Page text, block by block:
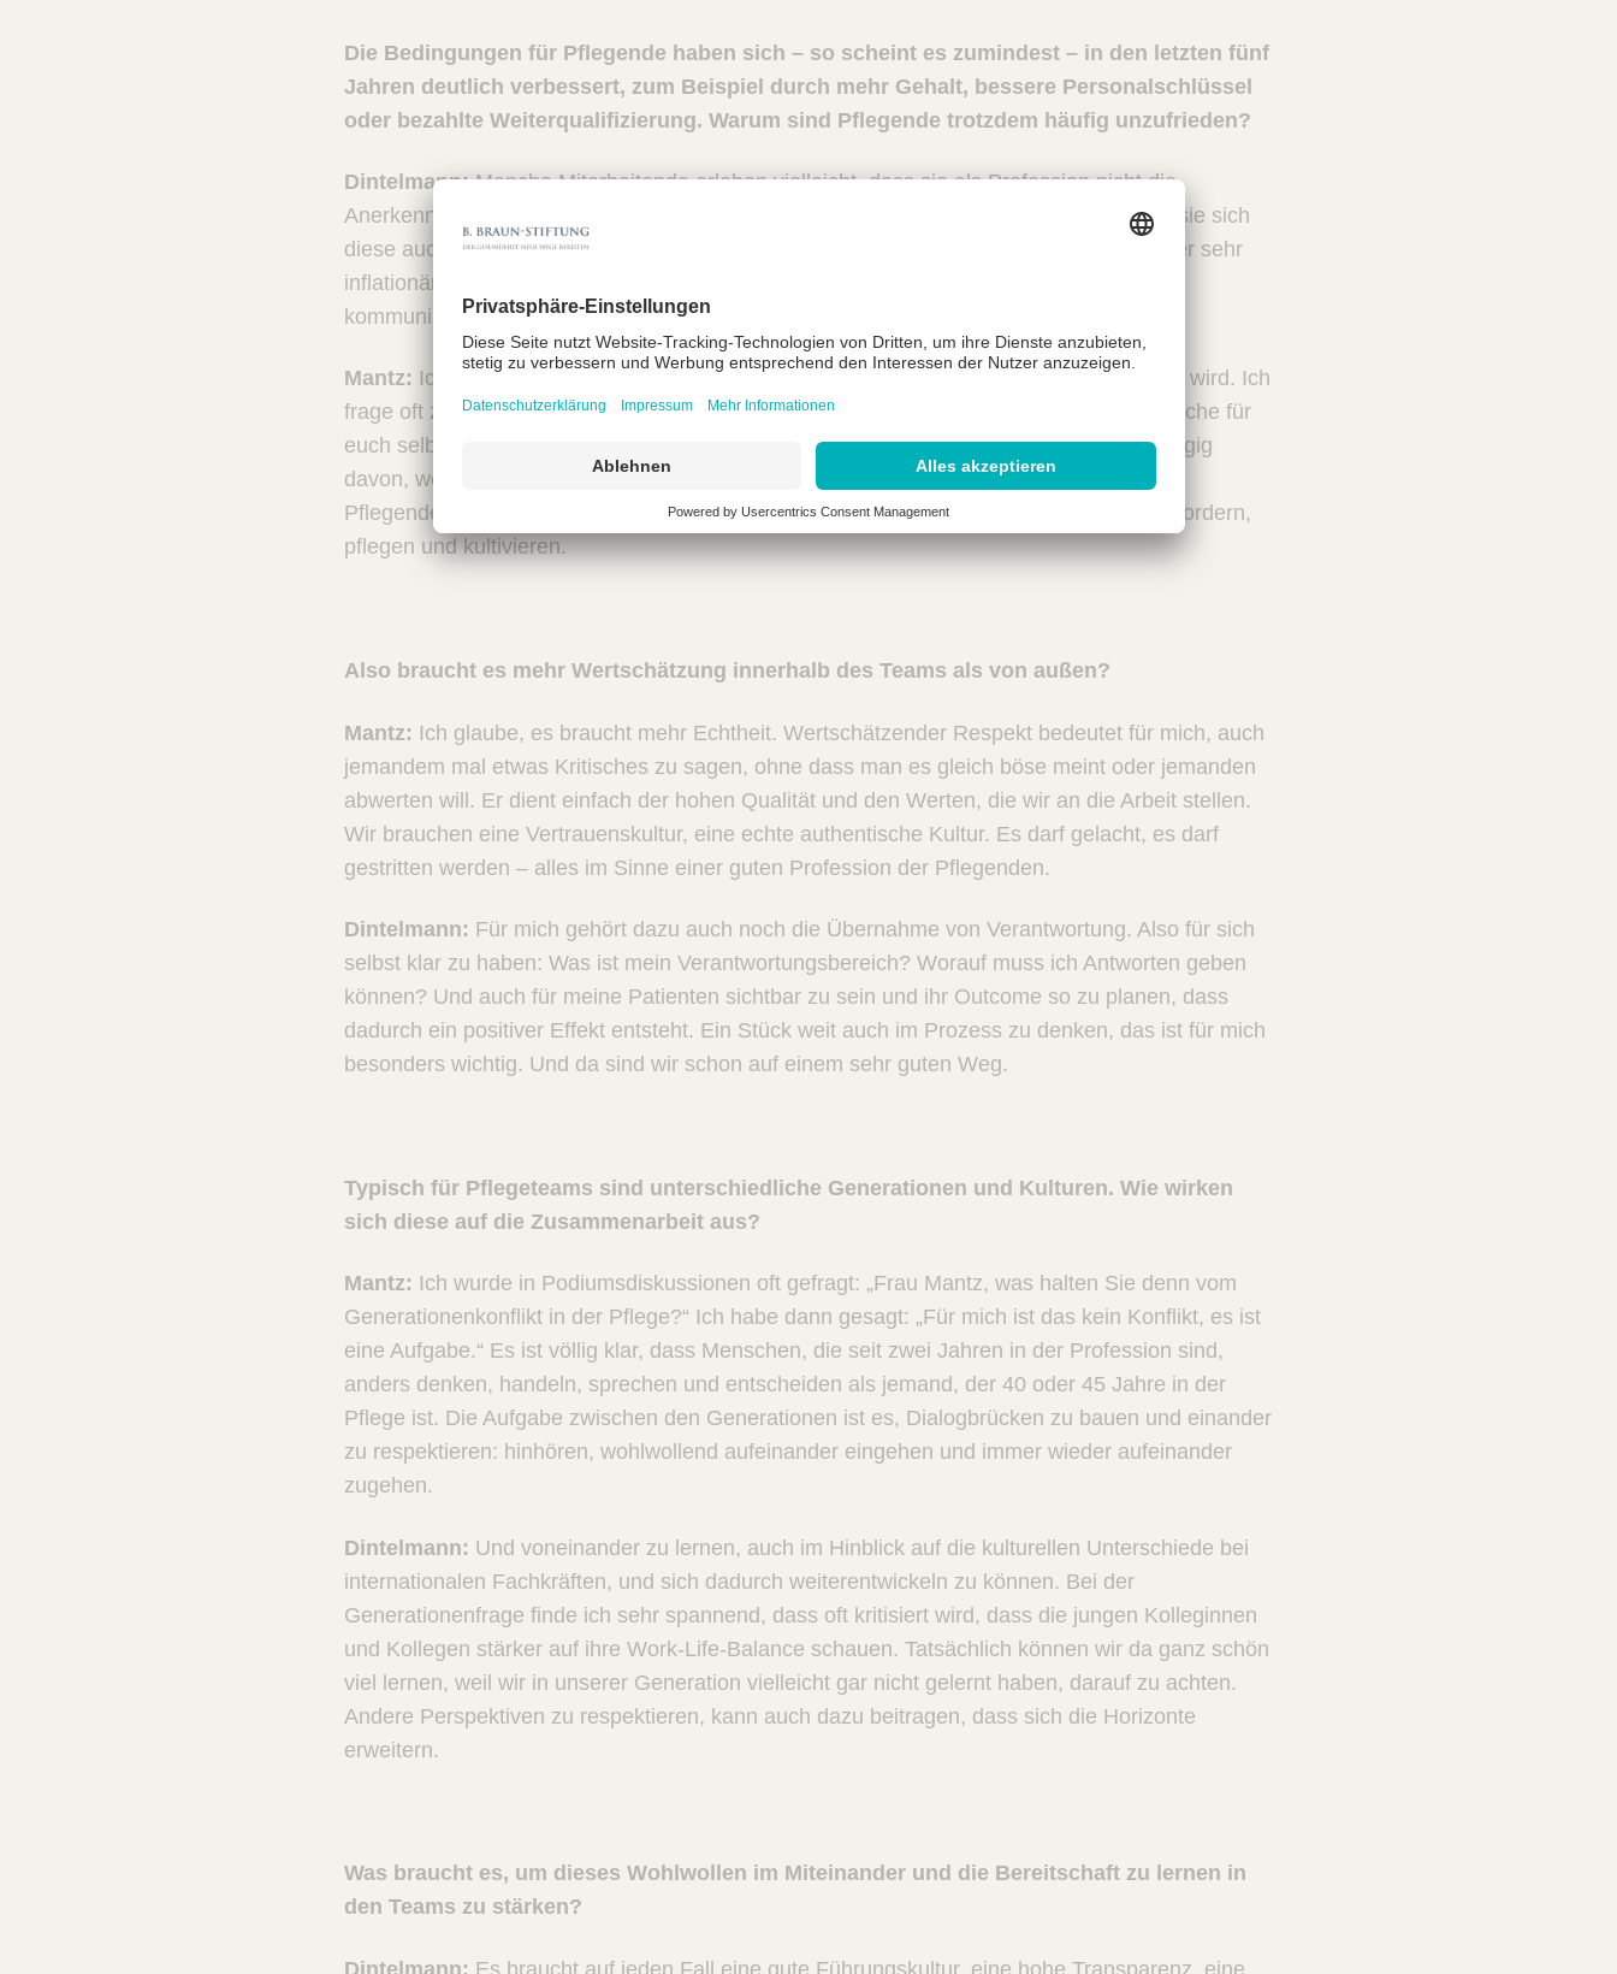
Die Bedingungen für Pflegende haben sich – so scheint es zumindest – in den letzten fünf
Jahren deutlich verbessert, zum Beispiel durch mehr Gehalt, bessere Personalschlüssel
oder bezahlte Weiterqualifizierung. Warum sind Pflegende trotzdem häufig unzufrieden?
Dintelmann:Manche Mitarbeitende erleben vielleicht, dass sie als Profession nicht die
Anerkennung oder Wertschätzung erhalten, die sie sich wünschen. Zum Teil schenken sie sich
diese auch gegenseitig nicht. Ich mag den Begriff Wertschätzung nicht unbedingt, weil er sehr
inflationär benutzt wird, wenn es darum geht: Wie gehen wir miteinander um? Wie
kommunizieren wir? Wie treffen wir gemeinsam Entscheidungen?
Mantz: Ich erlebe ebenfalls, dass das Wort Wertschätzung für alles Mögliche gebraucht wird. Ich
frage oft zurück: Welche Werte wollt ihr denn schätzen – welche Werte miteinander, welche für
euch selbst? Und welche Werte könnt ihr auch selbst pflegen und kultivieren – unabhängig
davon, welche Ressourcen fehlen. Werte kann ich jeden Tag leben! Ich wünsche den
Pflegenden so sehr, dass die Bedingungen etwas sind, das sie sich selbst kreieren, einfordern,
pflegen und kultivieren.
Also braucht es mehr Wertschätzung innerhalb des Teams als von außen?
Mantz: Ich glaube, es braucht mehr Echtheit. Wertschätzender Respekt bedeutet für mich, auch
jemandem mal etwas Kritisches zu sagen, ohne dass man es gleich böse meint oder jemanden
abwerten will. Er dient einfach der hohen Qualität und den Werten, die wir an die Arbeit stellen.
Wir brauchen eine Vertrauenskultur, eine echte authentische Kultur. Es darf gelacht, es darf
gestritten werden – alles im Sinne einer guten Profession der Pflegenden.
Dintelmann: Für mich gehört dazu auch noch die Übernahme von Verantwortung. Also für sich
selbst klar zu haben: Was ist mein Verantwortungsbereich? Worauf muss ich Antworten geben
können? Und auch für meine Patienten sichtbar zu sein und ihr Outcome so zu planen, dass
dadurch ein positiver Effekt entsteht. Ein Stück weit auch im Prozess zu denken, das ist für mich
besonders wichtig. Und da sind wir schon auf einem sehr guten Weg.
Typisch für Pflegeteams sind unterschiedliche Generationen und Kulturen. Wie wirken
sich diese auf die Zusammenarbeit aus?
Mantz: Ich wurde in Podiumsdiskussionen oft gefragt: „Frau Mantz, was halten Sie denn vom
Generationenkonflikt in der Pflege?“ Ich habe dann gesagt: „Für mich ist das kein Konflikt, es ist
eine Aufgabe.“ Es ist völlig klar, dass Menschen, die seit zwei Jahren in der Profession sind,
anders denken, handeln, sprechen und entscheiden als jemand, der 40 oder 45 Jahre in der
Pflege ist. Die Aufgabe zwischen den Generationen ist es, Dialogbrücken zu bauen und einander
zu respektieren: hinhören, wohlwollend aufeinander eingehen und immer wieder aufeinander
zugehen.
Dintelmann: Und voneinander zu lernen, auch im Hinblick auf die kulturellen Unterschiede bei
internationalen Fachkräften, und sich dadurch weiterentwickeln zu können. Bei der
Generationenfrage finde ich sehr spannend, dass oft kritisiert wird, dass die jungen Kolleginnen
und Kollegen stärker auf ihre Work-Life-Balance schauen. Tatsächlich können wir da ganz schön
viel lernen, weil wir in unserer Generation vielleicht gar nicht gelernt haben, darauf zu achten.
Andere Perspektiven zu respektieren, kann auch dazu beitragen, dass sich die Horizonte
erweitern.
Was braucht es, um dieses Wohlwollen im Miteinander und die Bereitschaft zu lernen in
den Teams zu stärken?
Dintelmann: Es braucht auf jeden Fall eine gute Führungskultur, eine hohe Transparenz, eine